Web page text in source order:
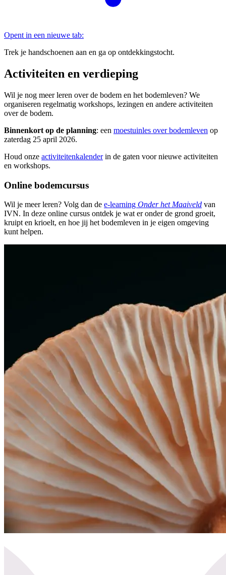
Opent in een nieuwe tab:
Trek je handschoenen aan en ga op ontdekkingstocht.
Activiteiten en verdieping
Wil je nog meer leren over de bodem en het bodemleven? We
organiseren regelmatig workshops, lezingen en andere activiteiten
over de bodem.
Binnenkort op de planning: een moestuinles over bodemleven op
zaterdag 25 april 2026.
Houd onze activiteitenkalenderin de gaten voor nieuwe activiteiten
en workshops.
Online bodemcursus
Wil je meer leren? Volg dan de e-learning Onder het Maaiveld van
IVN. In deze online cursus ontdek je wat er onder de grond groeit,
kruipt en krioelt, en hoe jij het bodemleven in je eigen omgeving
kunt helpen.